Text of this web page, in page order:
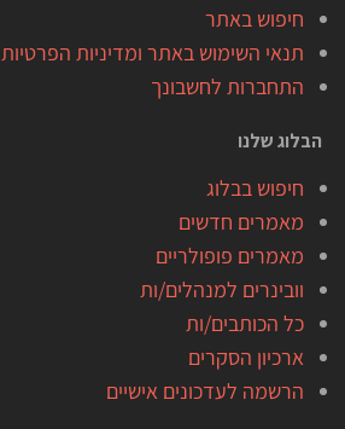
חיפוש באתר
תנאי השימוש באתר ומדיניות הפרטיות
התחברות לחשבונך
הבלוג שלנו
חיפוש בבלוג
מאמרים חדשים
מאמרים פופולריים
וובינרים למנהלים/ות
כל הכותבים/ות
ארכיון הסקרים
הרשמה לעדכונים אישיים